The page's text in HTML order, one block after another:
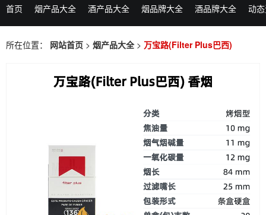
首页 烟产品大全 酒产品大全 烟品牌大全 酒品牌大全 动
所在位置： 网站首页 > 烟产品大全> 万宝路(Filter Plus巴西)